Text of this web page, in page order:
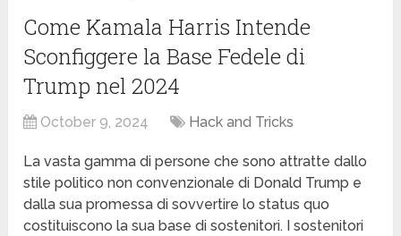
Come Kamala Harris Intende
Sconfiggere la Base Fedele di
Trump nel 2024
October 9, 2024 Hack and Tricks
La vasta gamma di persone che sono attratte dallo
stile politico non convenzionale di Donald Trump e
dalla sua promessa di sovvertire lo status quo
costituiscono la sua base di sostenitori. I sostenitori